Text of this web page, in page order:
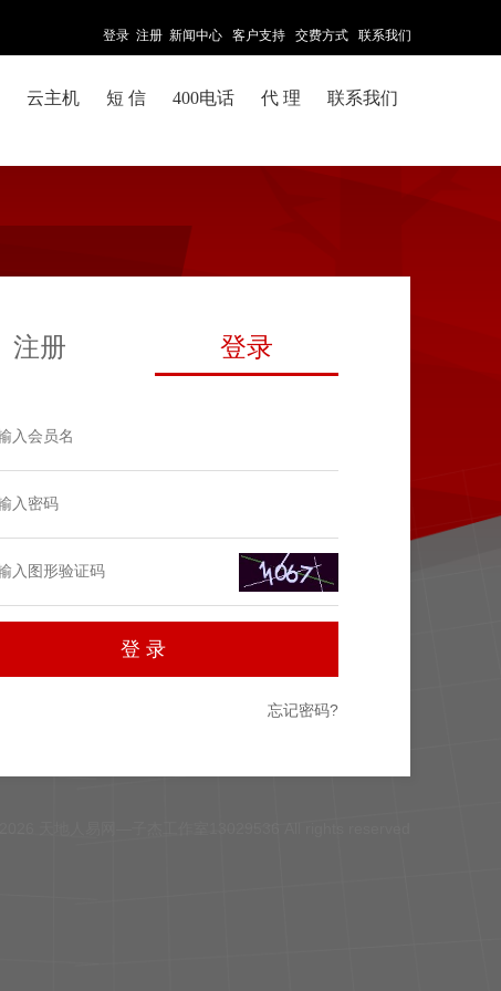
登录 注册 新闻中心 客户支持 交费方式 联系我们
云主机 短 信 400电话 代 理 联系我们
注册 登录
忘记密码?